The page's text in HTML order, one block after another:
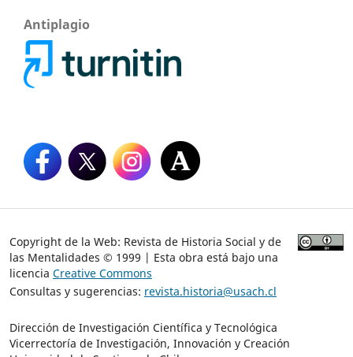
Antiplagio
Copyright de la Web: Revista de Historia Social y de
las Mentalidades © 1999 | Esta obra está bajo una
licencia Creative Commons
Consultas y sugerencias: revista.historia@usach.cl
Dirección de Investigación Científica y Tecnológica
Vicerrectoría de Investigación, Innovación y Creación